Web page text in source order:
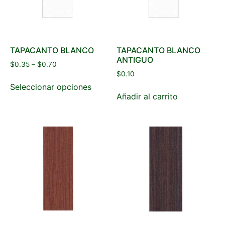
TAPACANTO BLANCO
$0.35 – $0.70
Seleccionar opciones
TAPACANTO BLANCO
ANTIGUO
$0.10
Añadir al carrito